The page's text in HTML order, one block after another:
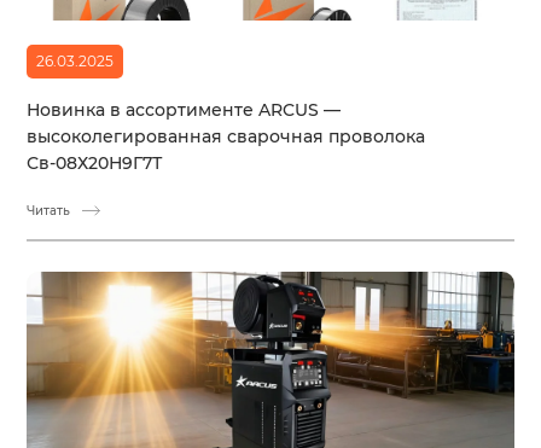
26.03.2025
Новинка в ассортименте ARCUS —
высоколегированная сварочная проволока
Св-08Х20Н9Г7Т
Читать